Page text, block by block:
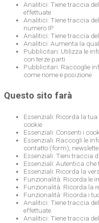
Analitici: Tiene traccia
effettuate
Analitici: Tiene traccia
numero IP
Analitici: Tiene traccia
Analitici: Aumenta la
Pubblicitari: Utilizza le
con terze parti
Pubblicitari: Raccoglie
come nome e posizione
Questo sito farà
Essenziali: Ricorda la
cookie
Essenziali: Consenti i
Essenziali: Raccogli le
contatto (form),
Essenziali: Tieni traccia
Essenziali: Autentica
Essenziali: Ricorda la
Funzionalità: Ricorda le
Funzionalità: Ricorda la
Funzionalità: Ricorda i
Analitici: Tiene traccia
effettuate
Analitici: Tiene traccia